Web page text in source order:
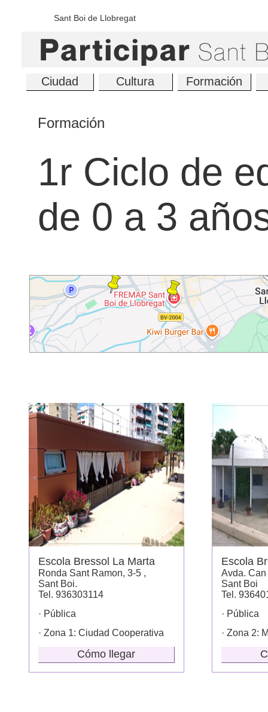
Sant Boi de Llobregat
Ciudad Cultura Formación
Formación
1r Ciclo de
de 0 a 3
Escola Bressol La Marta
Ronda Sant Ramon, 3-5 ,
Sant Boi.
Tel. 936303114
· Pública
· Zona 1: Ciudad Cooperativa
Cómo llegar
Escola
Avda.
Sant Boi
Tel.
· Pública
· Zona 2: